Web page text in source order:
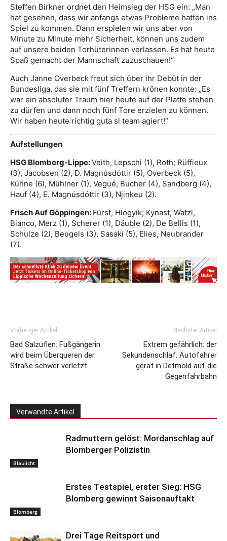
Steffen Birkner ordnet den Heimsieg der HSG ein: „Man
hat gesehen, dass wir anfangs etwas Probleme hatten ins
Spiel zu kommen. Dann erspielen wir uns aber von
Minute zu Minute mehr Sicherheit, können uns zudem
auf unsere beiden Torhüterinnen verlassen. Es hat heute
Spaß gemacht der Mannschaft zuzuschauen!“
Auch Janne Overbeck freut sich über ihr Debüt in der
Bundesliga, das sie mit fünf Treffern krönen konnte: „Es
war ein absoluter Traum hier heute auf der Platte stehen
zu dürfen und dann noch fünf Tore erzielen zu können.
Wir haben heute richtig guta sl team agiert!“
Aufstellungen
HSG Blomberg-Lippe:Veith, Lepschi (1), Roth; Rüffieux
(3), Jacobsen (2), D. Magnúsdóttir (5), Overbeck (5),
Kühne (6), Mühlner (1), Vegué, Bucher (4), Sandberg (4),
Hauf (4), E. Magnúsdóttir (3), Njinkeu (2).
Frisch Auf Göppingen: Fürst, Hlogyik; Kynast, Watzl,
Bianco, Merz (1), Scherer (1), Däuble (2), De Bellis (1),
Schulze (2), Beugels (3), Sasaki (5), Elies, Neubrander
(7).
Vorheriger Artikel
Bad Salzuflen: Fußgängerin
wird beim Überqueren der
Straße schwer verletzt
Nächster Artikel
Extrem gefährlich: der
Sekundenschlaf. Autofahrer
gerät in Detmold auf die
Gegenfahrbahn
Verwandte Artikel
Blaulicht
Radmuttern gelöst: Mordanschlag auf
Blomberger Polizistin
Blomberg
Erstes Testspiel, erster Sieg: HSG
Blomberg gewinnt Saisonauftakt
Drei Tage Reitsport und